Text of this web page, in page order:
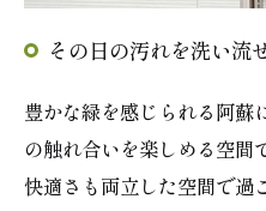
その日の汚れを洗い流
豊かな緑を感じられる阿蘇
の触れ合いを楽しめる空間
快適さも両立した空間で過